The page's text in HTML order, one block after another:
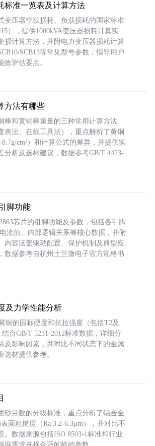
标准一览表及计算方法
变压器空载损耗、负载损耗的国家标准
），提供1000kVA变压器损耗计算实
损计算方法，并附电力变压器损耗计算
SCB13等常见型号参数，指导用户
效评估要点。
方法有哪些
棒和黄铜棒重量的三种常用计算方法
表法、在线工具法），重点解析了黄铜
cm³）和计算公式的差异，并提供实
分析及选材建议，数据参考GB/T 4423-
脚功能
芯片的引脚功能及参数，包括各引脚
流值、内部逻辑关系等核心数据，并附
内容涵盖驱动配置、保护机制及典型应
数据参考自杭州士兰微电子官方规格书
及力学性能分析
铜的国标硬度和抗拉强度（包括T2及
合GB/T 5231-2012标准数据，详细分
及影响因素，并对比不同状态下的金属
选材提供参考。
砂目数的分级标准，重点分析了铝合金
面粗糙度（Ra 3.2-6.3μm），并对比不
。数据来源包括ISO 8503-1标准和行业